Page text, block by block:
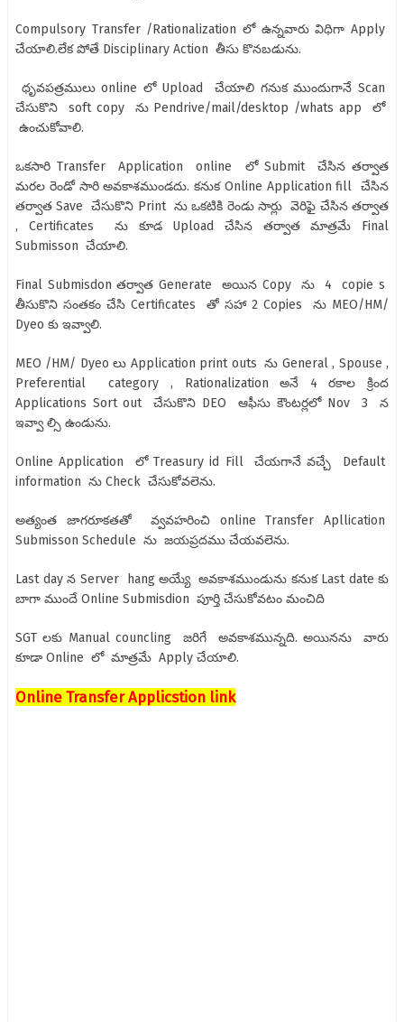
Compulsory Transfer /Rationalization లో ఉన్నవారు విధిగా Apply
చేయాలి.లేక పోతే Disciplinary Action తీసు కొనబడును.
ధృవపత్రములు online లో Upload చేయాలి గనుక ముందుగానే Scan
చేసుకొని soft copy ను Pendrive/mail/desktop /whats app లో
ఉంచుకోవాలి.
ఒకసారి Transfer Application online లో Submit చేసిన తర్వాత
మరల రెండో సారి అవకాశముండదు. కనుక Online Application fill చేసిన
తర్వాత Save చేసుకొని Print ను ఒకటికి రెండు సార్లు వెరిఫై చేసిన తర్వాత
, Certificates ను కూడ Upload చేసిన తర్వాత మాత్రమే‌ Final
Submisson చేయాలి.
Final Submisdon తర్వాత Generate అయిన Copy ను 4 copie s
తీసుకొని సంతకం చేసి Certificates తో సహా 2 Copies ను MEO/HM/
Dyeo కు ఇవ్వాలి.
MEO /HM/ Dyeo లు Application print outs ను General , Spouse ,
Preferential category , Rationalization అనే 4 రకాల క్రింద
Applications Sort out చేసుకొని DEO ఆఫీసు కౌంటర్లలో Nov 3 న
ఇవ్వా ల్సి ఉండును.
Online Application లో Treasury id Fill చేయగానే వచ్చే Default
information ను Check చేసుకోవలెను.
అత్యంత జాగరూకతతో వ్వవహరించి online Transfer Apllication
Submisson Schedule ను జయప్రదము చేయవలెను.
Last day న Server hang అయ్యే అవకాశముండును కనుక Last date కు
బాగా ముందే Online Submisdion పూర్తి చేసుకోవటం మంచిది
SGT లకు Manual councling జరిగే అవకాశమున్నది.‌ అయినను వారు
కూడా Online లో మాత్రమే Apply చేయాలి.
Online Transfer Applicstion link